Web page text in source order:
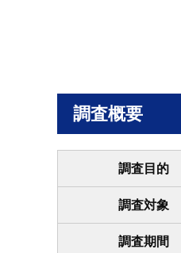
調査概要
調査目的
調査対象
調査期間